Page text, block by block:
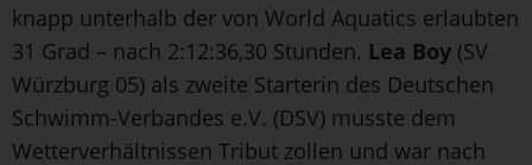
knapp unterhalb der von World Aquatics erlaubten
31 Grad – nach 2:12:36,30 Stunden. Lea Boy (SV
Würzburg 05) als zweite Starterin des Deutschen
Schwimm-Verbandes e.V. (DSV) musste dem
Wetterverhältnissen Tribut zollen und war nach